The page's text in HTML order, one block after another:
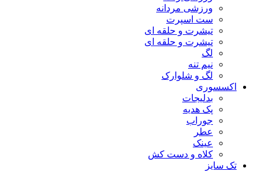
ورزشی مردانه
ست اسپرت
تیشرت و حلقه ای
تیشرت و حلقه ای
لگ
نیم تنه
لگ و شلوارک
اکسسوری
بدلیجات
پک هدیه
جوراب
عطر
عینک
کلاه و دست کش
تک سایز